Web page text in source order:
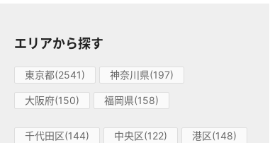
エリアから探す
東京都(2541) 神奈川県(197)
大阪府(150) 福岡県(158)
千代田区(144) 中央区(122) 港区(148)